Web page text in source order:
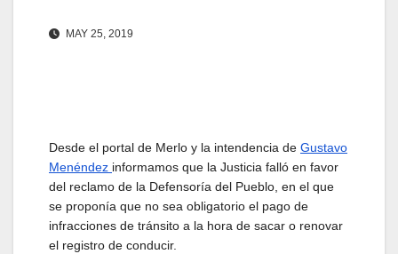
MAY 25, 2019
Desde el portal de Merlo y la intendencia de Gustavo
Menéndez informamos que la Justicia falló en favor
del reclamo de la Defensoría del Pueblo, en el que
se proponía que no sea obligatorio el pago de
infracciones de tránsito a la hora de sacar o renovar
el registro de conducir.